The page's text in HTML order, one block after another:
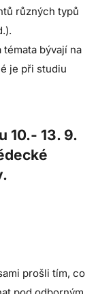
různých typů
bývají na
je při studiu
10.- 13. 9.
prošli tím, co